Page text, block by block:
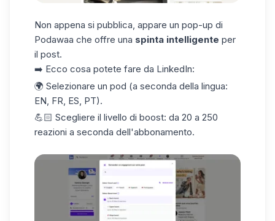
Non appena si pubblica, appare un pop-up di
Podawaa che offre una spinta intelligente per
il post.
➡️ Ecco cosa potete fare da LinkedIn:
🌍 Selezionare un pod (a seconda della lingua:
EN, FR, ES, PT).
💪🏻 Scegliere il livello di boost: da 20 a 250
reazioni a seconda dell'abbonamento.